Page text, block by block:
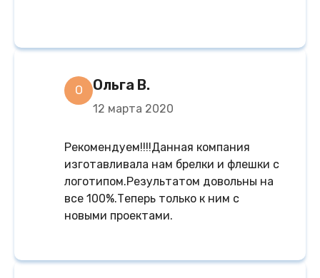
О Ольга В.
12 марта 2020
Рекомендуем!!!!Данная компания
изготавливала нам брелки и флешки с
логотипом.Результатом довольны на
все 100%.Теперь только к ним с
новыми проектами.